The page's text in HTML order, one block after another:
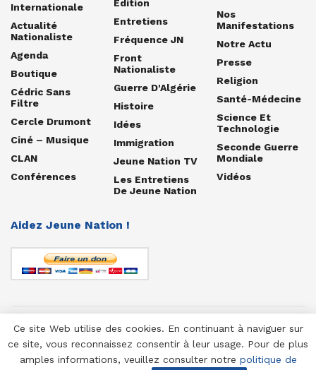
Internationale
Actualité
Nationaliste
Agenda
Boutique
Cédric Sans
Filtre
Cercle Drumont
Ciné – Musique
CLAN
Conférences
Édition
Entretiens
Fréquence JN
Front
Nationaliste
Guerre D'Algérie
Histoire
Idées
Immigration
Jeune Nation TV
Les Entretiens
De Jeune Nation
Nos
Manifestations
Notre Actu
Presse
Religion
Santé-Médecine
Science Et
Technologie
Seconde Guerre
Mondiale
Vidéos
Aidez Jeune Nation !
© 1958-2025 Jeune Nation
Ce site Web utilise des cookies. En continuant à naviguer sur
ce site, vous reconnaissez consentir à leur usage. Pour de plus
amples informations, veuillez consulter notre politique de